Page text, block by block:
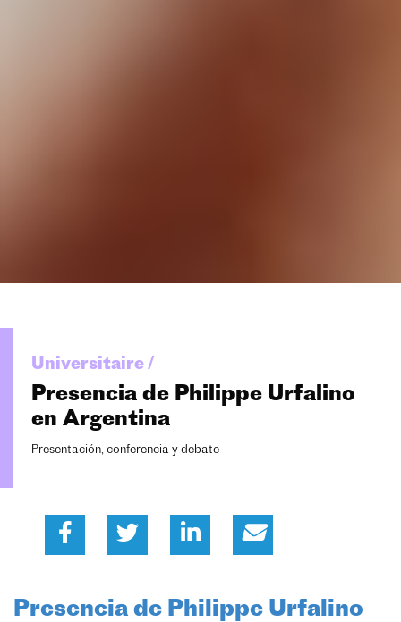
Universitaire /
Presencia de Philippe Urfalino
en Argentina
Presentación, conferencia y debate
Presencia de Philippe Urfalino